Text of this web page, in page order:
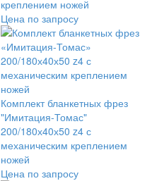
креплением ножей
Цена по запросу
Комплект бланкетных фрез
"Имитация-Томас"
200/180х40х50 z4 с
механическим креплением
ножей
Цена по запросу